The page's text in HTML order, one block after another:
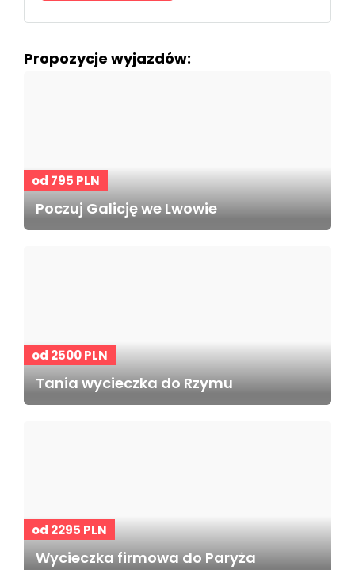
Propozycje wyjazdów:
od 795 PLN
Poczuj Galicję we Lwowie
od 2500 PLN
Tania wycieczka do Rzymu
od 2295 PLN
Wycieczka firmowa do Paryża